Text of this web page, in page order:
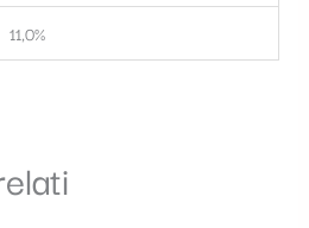
11,0%